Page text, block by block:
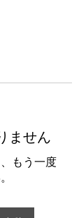
ません
もう一度